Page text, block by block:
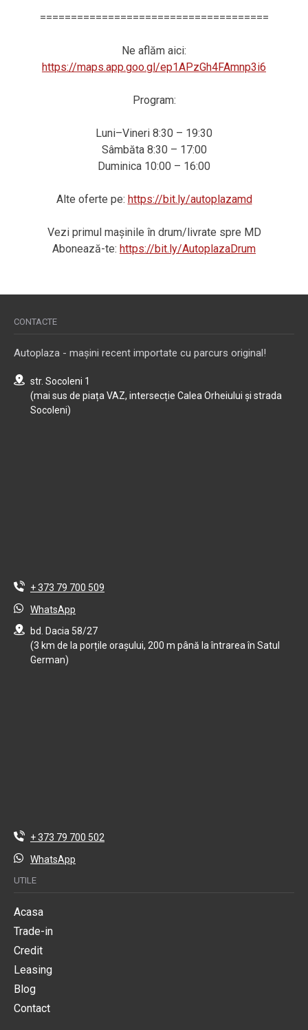
=====================================
Ne aflăm aici:
https://maps.app.goo.gl/ep1APzGh4FAmnp3i6
Program:
Luni–Vineri 8:30 – 19:30
Sâmbăta 8:30 – 17:00
Duminica 10:00 – 16:00
Alte oferte pe: https://bit.ly/autoplazamd
Vezi primul mașinile în drum/livrate spre MD
Abonează-te: https://bit.ly/AutoplazaDrum
CONTACTE
Autoplaza - mașini recent importate cu parcurs original!
str. Socoleni 1
(mai sus de piața VAZ, intersecție Calea Orheiului și strada
Socoleni)
+ 373 79 700 509
WhatsApp
bd. Dacia 58/27
(3 km de la porțile orașului, 200 m până la întrarea în Satul
German)
+ 373 79 700 502
WhatsApp
UTILE
Acasa
Trade-in
Credit
Leasing
Blog
Contact